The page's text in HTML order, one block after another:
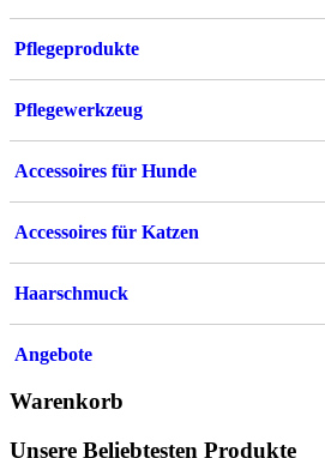
Pflegeprodukte
Pflegewerkzeug
Accessoires für Hunde
Accessoires für Katzen
Haarschmuck
Angebote
Warenkorb
Unsere Beliebtesten Produkte